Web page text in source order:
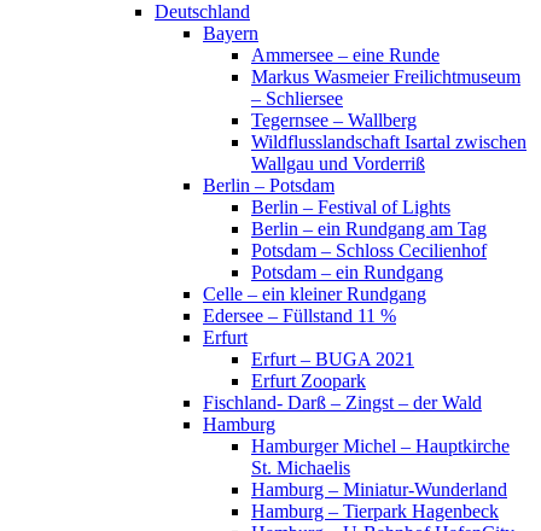
Deutschland
Bayern
Ammersee – eine Runde
Markus Wasmeier Freilichtmuseum
– Schliersee
Tegernsee – Wallberg
Wildflusslandschaft Isartal zwischen
Wallgau und Vorderriß
Berlin – Potsdam
Berlin – Festival of Lights
Berlin – ein Rundgang am Tag
Potsdam – Schloss Cecilienhof
Potsdam – ein Rundgang
Celle – ein kleiner Rundgang
Edersee – Füllstand 11 %
Erfurt
Erfurt – BUGA 2021
Erfurt Zoopark
Fischland- Darß – Zingst – der Wald
Hamburg
Hamburger Michel – Hauptkirche
St. Michaelis
Hamburg – Miniatur-Wunderland
Hamburg – Tierpark Hagenbeck